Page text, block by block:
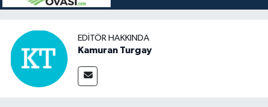
EDITÖR HAKKINDA
Kamuran Turgay